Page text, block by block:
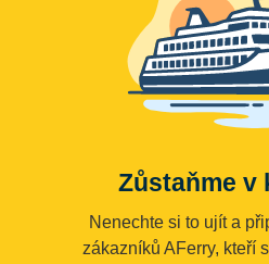
Zůstaňme v
Nenechte si to ujít a
zákazníků AFerry, kteří